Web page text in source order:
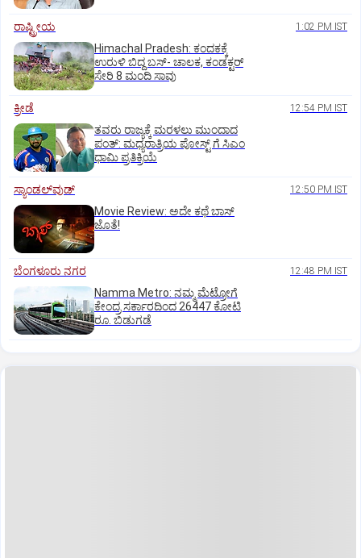
ರಾಷ್ಟ್ರೀಯ 1:02 PM IST
Himachal Pradesh: ಕಂದಕಕ್ಕೆ
ಉರುಳಿ ಬಿದ್ದ ಬಸ್-‌ ಚಾಲಕ, ಕಂಡಕ್ಟರ್‌
ಸೇರಿ 8 ಮಂದಿ ಸಾವು
ಕ್ರೀಡೆ 12:54 PM IST
ತವರು ರಾಜ್ಯಕ್ಕೆ ಮರಳಲು ಮುಂದಾದ
ಪಂತ್:‌ ಮಧ್ಯರಾತ್ರಿಯ ಪೋಸ್ಟ್‌ ಗೆ ಸಿಎಂ
ಧಾಮಿ ಪ್ರತಿಕ್ರಿಯೆ
ಸ್ಯಾಂಡಲ್‌ವುಡ್‌ 12:50 PM IST
Movie Review: ಅದೇ ಕಥೆ ಬಾಸ್‌
ಜೊತೆ!
ಬೆಂಗಳೂರು ನಗರ 12:48 PM IST
Namma Metro: ನಮ್ಮ ಮೆಟ್ರೋಗೆ
ಕೇಂದ್ರ ಸರ್ಕಾರದಿಂದ 26447 ಕೋಟಿ
ರೂ. ಬಿಡುಗಡೆ